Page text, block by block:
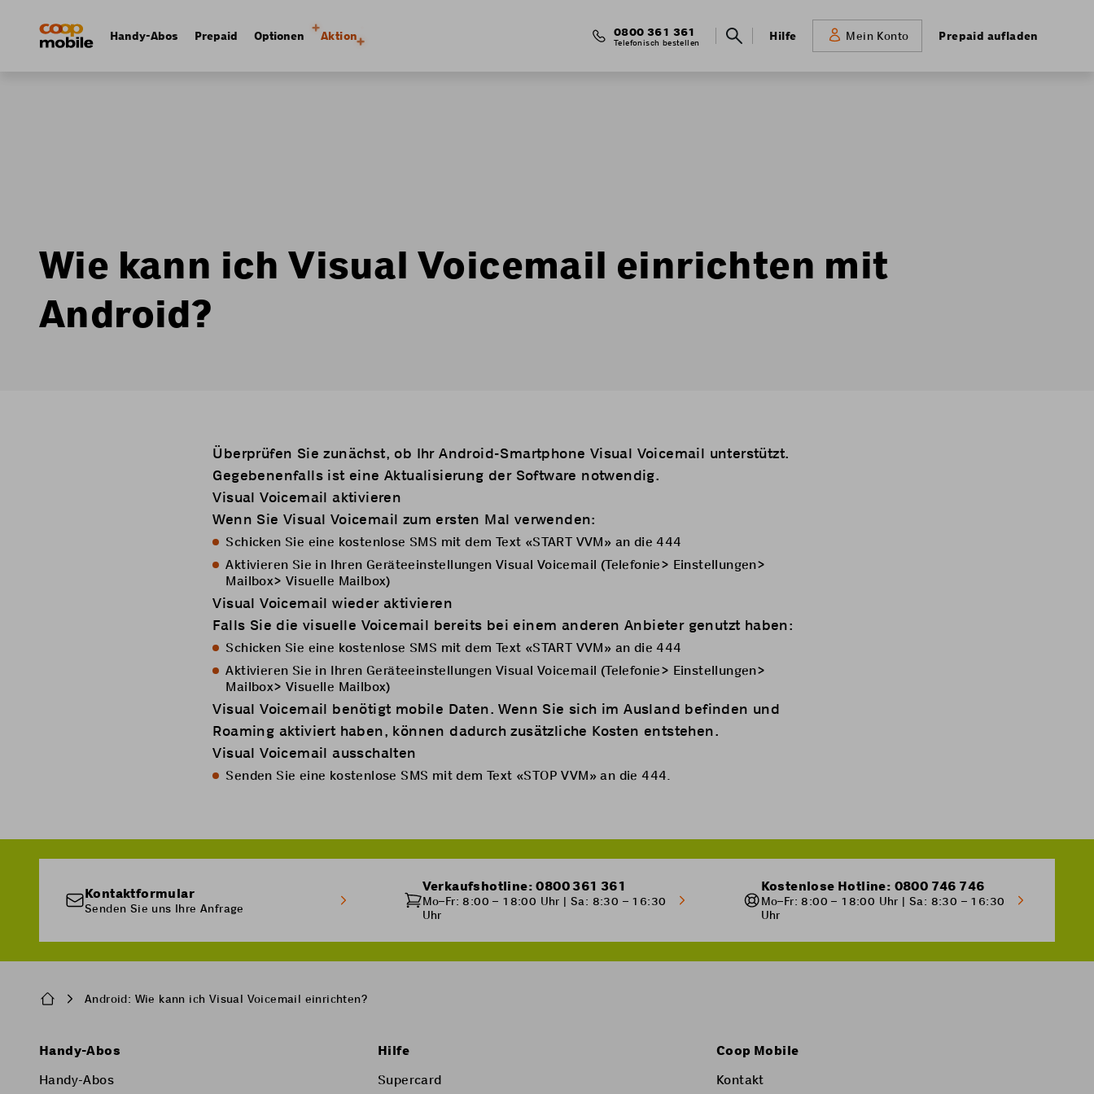
Navigation
principale
Handy-Abos Prepaid Optionen Aktion 0800 361 361
Telefonisch bestellen
navigation
Hilfe Mein Konto Prepaid aufladen
Wie kann ich Visual Voicemail einrichten mit
Android?
Überprüfen Sie zunächst, ob Ihr Android-Smartphone Visual Voicemail unterstützt.
Gegebenenfalls ist eine Aktualisierung der Software notwendig.
Visual Voicemail aktivieren
Wenn Sie Visual Voicemail zum ersten Mal verwenden:
Schicken Sie eine kostenlose SMS mit dem Text «START VVM» an die 444
Aktivieren Sie in Ihren Geräteeinstellungen Visual Voicemail (Telefonie> Einstellungen>
Mailbox> Visuelle Mailbox)
Visual Voicemail wieder aktivieren
Falls Sie die visuelle Voicemail bereits bei einem anderen Anbieter genutzt haben:
Schicken Sie eine kostenlose SMS mit dem Text «START VVM» an die 444
Aktivieren Sie in Ihren Geräteeinstellungen Visual Voicemail (Telefonie> Einstellungen>
Mailbox> Visuelle Mailbox)
Visual Voicemail benötigt mobile Daten. Wenn Sie sich im Ausland befinden und
Roaming aktiviert haben, können dadurch zusätzliche Kosten entstehen.
Visual Voicemail ausschalten
Senden Sie eine kostenlose SMS mit dem Text «STOP VVM» an die 444.
Kontaktformular
Senden Sie uns Ihre Anfrage
Verkaufshotline: 0800 361 361
Mo–Fr: 8:00 – 18:00 Uhr | Sa: 8:30 – 16:30
Uhr
Kostenlose Hotline: 0800 746 746
Mo–Fr: 8:00 – 18:00 Uhr | Sa: 8:30 – 16:30
Uhr
BreadcrumbAndroid: Wie kann ich Visual Voicemail einrichten?
Pied
page
Handy-Abos
Handy-Abos
Hilfe
Supercard
Coop Mobile
Kontakt